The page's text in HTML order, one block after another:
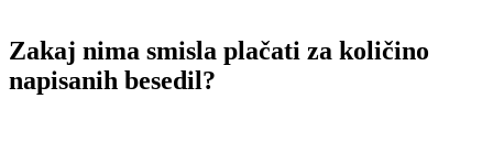
Zakaj nima smisla plačati za količino
napisanih besedil?